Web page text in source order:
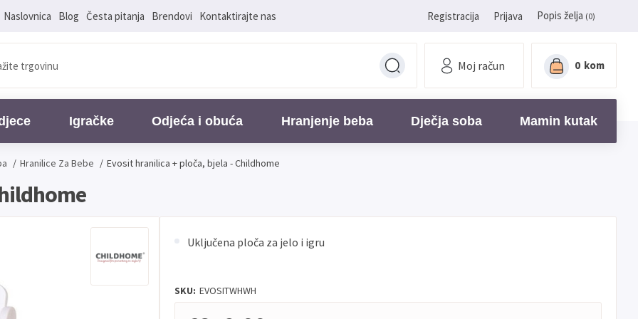
Naslovnica Blog Česta pitanja Brendovi Kontaktirajte nas Registracija Prijava Popis želja (0)
Moj račun 0 kom
Igračke Odjeća i obuća Hranjenje beba Dječja soba Mamin kutak
/ Hranilice Za Bebe / Evosit hranilica + ploča, bjela - Childhome
Uključena ploča za jelo i igru
SKU: EVOSITWHWH